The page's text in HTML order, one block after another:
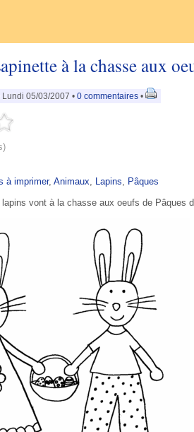
à la chasse aux
Lundi 05/03/2007 • 0 commentaires •
à imprimer, Animaux Lapins
Pâques
vont à la chasse aux oeufs de Pâques